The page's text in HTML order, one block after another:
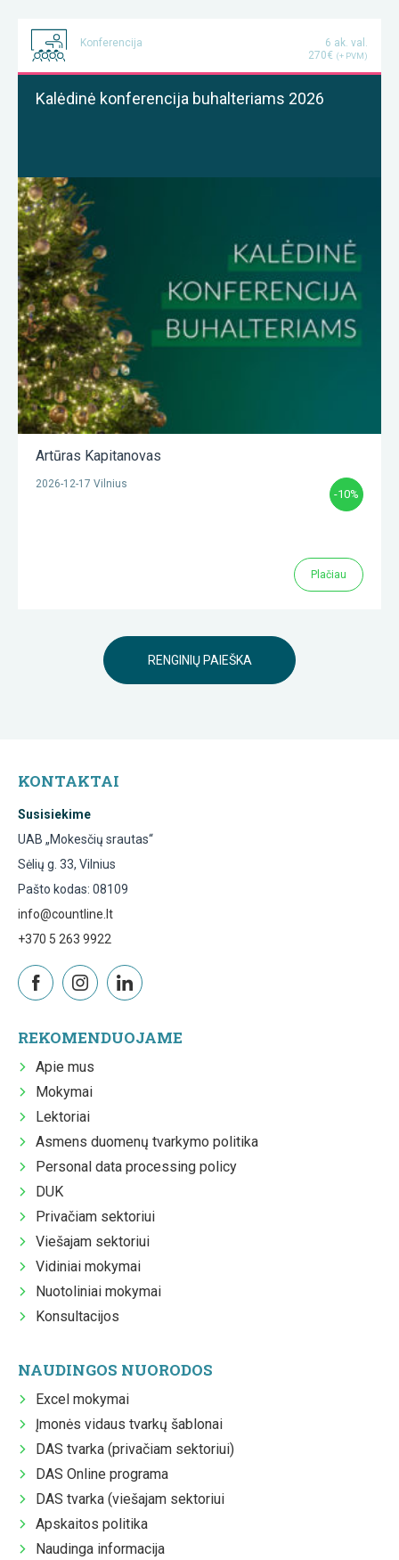
Konferencija
6 ak. val.
270€ (+ PVM)
Kalėdinė konferencija buhalteriams 2026
Artūras Kapitanovas
2026-12-17 Vilnius
-10%
Plačiau
RENGINIŲ PAIEŠKA
KONTAKTAI
Susisiekime
UAB „Mokesčių srautas“
Sėlių g. 33, Vilnius
Pašto kodas: 08109
info@countline.lt
+370 5 263 9922
REKOMENDUOJAME
Apie mus
Mokymai
Lektoriai
Asmens duomenų tvarkymo politika
Personal data processing policy
DUK
Privačiam sektoriui
Viešajam sektoriui
Vidiniai mokymai
Nuotoliniai mokymai
Konsultacijos
NAUDINGOS NUORODOS
Excel mokymai
Įmonės vidaus tvarkų šablonai
DAS tvarka (privačiam sektoriui)
DAS Online programa
DAS tvarka (viešajam sektoriui
Apskaitos politika
Naudinga informacija